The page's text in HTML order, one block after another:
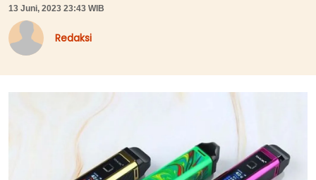
Kampus
Idea
EduDana
Ikuti Kami di:
13 Juni, 2023 23:43 WIB
Redaksi